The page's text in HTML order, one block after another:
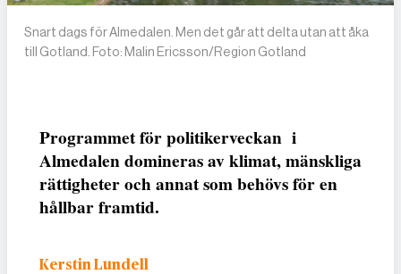
Snart dags för Almedalen. Men det går att delta utan att åka
till Gotland. Foto: Malin Ericsson/Region Gotland
Programmet för politikerveckan i
Almedalen domineras av klimat, mänskliga
rättigheter och annat som behövs för en
hållbar framtid.
Kerstin Lundell